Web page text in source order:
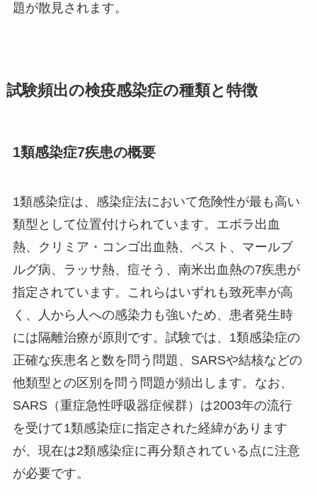
題が散見されます。
試験頻出の検疫感染症の種類と特徴
1類感染症7疾患の概要
1類感染症は、感染症法において危険性が最も高い
類型として位置付けられています。エボラ出血
熱、クリミア・コンゴ出血熱、ペスト、マールブ
ルグ病、ラッサ熱、痘そう、南米出血熱の7疾患が
指定されています。これらはいずれも致死率が高
く、人から人への感染力も強いため、患者発生時
には隔離治療が原則です。試験では、1類感染症の
正確な疾患名と数を問う問題、SARSや結核などの
他類型との区別を問う問題が頻出します。なお、
SARS（重症急性呼吸器症候群）は2003年の流行
を受けて1類感染症に指定された経緯があります
が、現在は2類感染症に再分類されている点に注意
が必要です。